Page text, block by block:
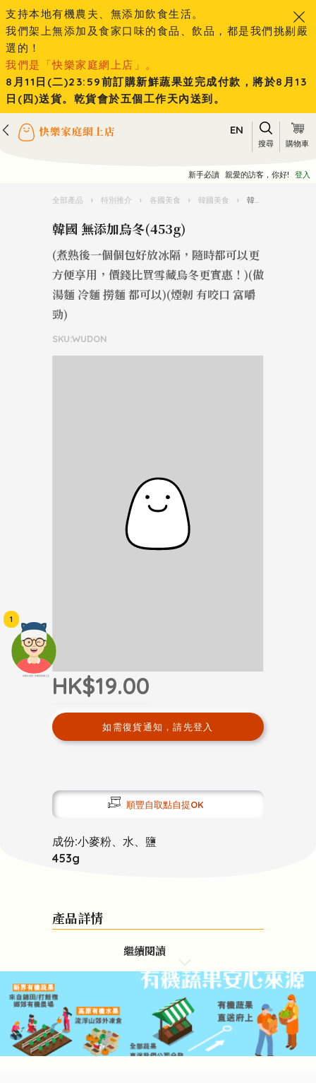
頭像生成器: 快樂家庭網上店
1
支持本地有機農夫、無添加飲食生活。
我們架上無添加及食家口味的食品、飲品，都是我們挑剔嚴
選的！
我們是「快樂家庭網上店」。
8月11日(二)23:59前訂購新鮮蔬果並完成付款，將於8月13
日(四)送貨。乾貨會於五個工作天內送到。
EN
搜尋 購物車
新手必讀 親愛的訪客，你好! 登入
全部產品 › 特別推介 › 各國美食 › 韓國美食 › 韓國 無添加烏冬(453g)
韓國 無添加烏冬(453g)
(煮熟後一個個包好放冰隔，隨時都可以更
方便享用，價錢比買雪藏烏冬更實惠！)(做
湯麵 冷麵 撈麵 都可以)(煙韌 有咬口 富嚼
勁)
SKU:WUDON
HK$19.00
如需復貨通知，請先登入
順豐自取點自提OK
成份:小麥粉、水、鹽
453g
產品詳情
繼續閱讀